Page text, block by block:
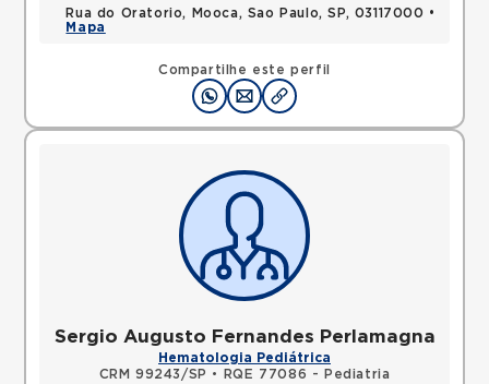
Compartilhe este perfil
Rua do Oratorio, Mooca, Sao Paulo, SP, 03117000 •
Mapa
Sergio Augusto Fernandes Perlamagna
Hematologia Pediátrica
CRM 99243/SP •
RQE 77086 - Pediatria